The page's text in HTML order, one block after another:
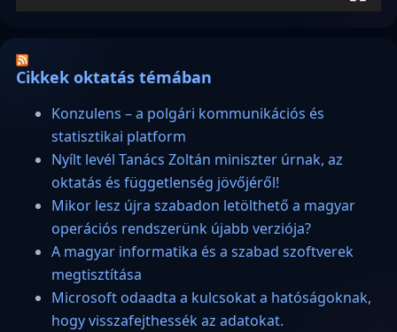
Cikkek oktatás témában
Konzulens – a polgári kommunikációs és
statisztikai platform
Nyílt levél Tanács Zoltán miniszter úrnak, az
oktatás és függetlenség jövőjéről!
Mikor lesz újra szabadon letölthető a magyar
operációs rendszerünk újabb verziója?
A magyar informatika és a szabad szoftverek
megtisztítása
Microsoft odaadta a kulcsokat a hatóságoknak,
hogy visszafejthessék az adatokat.